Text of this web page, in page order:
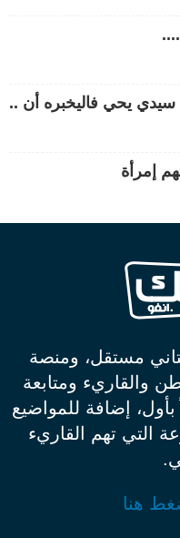
سيدي يحي فاليخبره أن ..
مستقل، ومنصة
والقاريء ومتابعة
بأول، إضافة للمواضيع
التي تهم القاريء
هنا